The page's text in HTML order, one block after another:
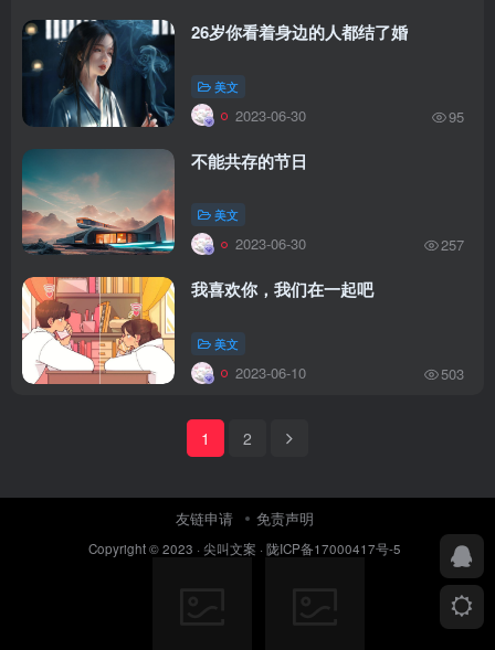
26岁你看着身边的人都结了婚
美文
2023-06-30 95
不能共存的节日
美文
2023-06-30 257
我喜欢你，我们在一起吧
美文
2023-06-10 503
1 2
友链申请 免责声明
Copyright © 2023 · 尖叫文案 · 陇ICP备17000417号-5